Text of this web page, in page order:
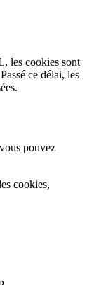
les cookies sont
ce délai, les
pouvez
cookies,